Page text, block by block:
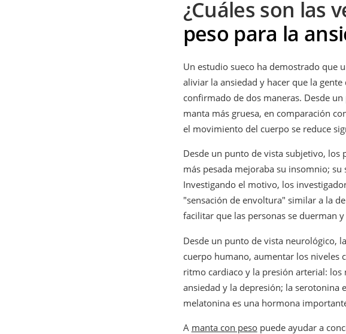
¿Cuáles son las
peso para la
Un estudio sueco ha demostrado que
aliviar la ansiedad y hacer que la
confirmado de dos maneras. Desde
manta más gruesa, en comparación
el movimiento del cuerpo se reduce
Desde un punto de vista subjetivo,
más pesada mejoraba su insomnio;
Investigando el motivo, los
"sensación de envoltura" similar a la
facilitar que las personas se duerman
Desde un punto de vista neurológico,
cuerpo humano, aumentar los niveles
ritmo cardiaco y la presión arterial: los
ansiedad y la depresión; la serotonina
melatonina es una hormona
A manta con pesopuede ayudar a